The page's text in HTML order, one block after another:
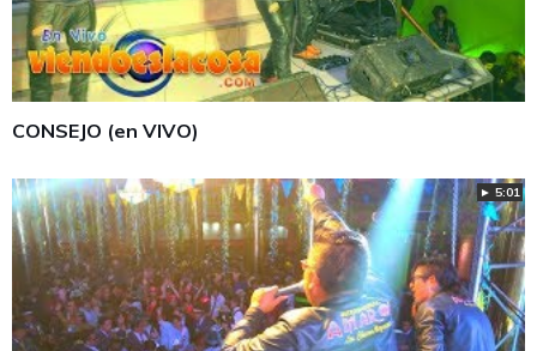
CONSEJO (en VIVO)
► 5:01